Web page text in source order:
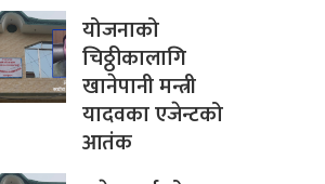
योजनाको
चिठ्ठीकालागि
खानेपानी मन्त्री
यादवका एजेन्टको
आतंक